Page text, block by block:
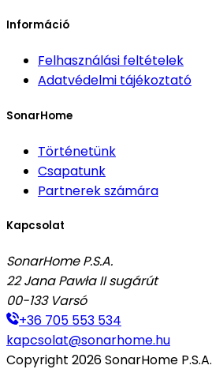
Információ
Felhasználási feltételek
Adatvédelmi tájékoztató
SonarHome
Történetünk
Csapatunk
Partnerek számára
Kapcsolat
SonarHome P.S.A.
22 Jana Pawła II sugárút
00-133 Varsó
+36 705 553 534
kapcsolat@sonarhome.hu
Copyright 2026SonarHome P.S.A.